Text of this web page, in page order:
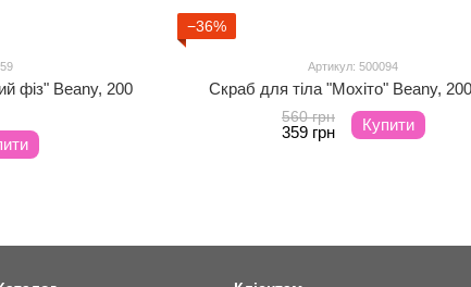
фіз" Beany, 200
−36%
Артикул: 500094
Скраб для тіла "Мохіто" Beany,
560 грн
359 грн Купити